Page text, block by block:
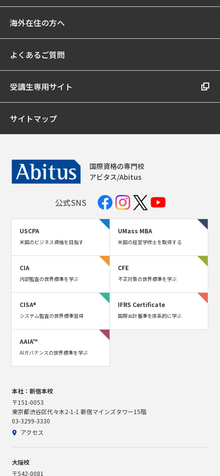
海外在住の方へ
よくあるご質問
受講生専用サイト
サイトマップ
国際資格の専門校
アビタス/Abitus
公式SNS
USCPA
米国のビジネス資格を目指す
UMass MBA
米国の経営学修士を取得する
CIA
内部監査の世界標準を学ぶ
CFE
不正対策の世界標準を学ぶ
CISA®
システム監査の世界標準習得
IFRS Certificate
国際会計基準を体系的に学ぶ
AAIA™
AIガバナンスの世界標準を学ぶ
本社：新宿本校
〒151-0053
東京都渋谷区代々木2-1-1 新宿マインズタワー15階
03-3299-3330
アクセス
大阪校
〒542-0081